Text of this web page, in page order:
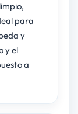
para
y
y el
a